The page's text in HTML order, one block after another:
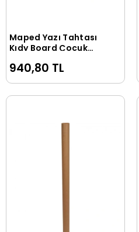
Sepete Ekle
Maped Yazı Tahtası
Kıdy Board Çocuk
583810
940,80 TL